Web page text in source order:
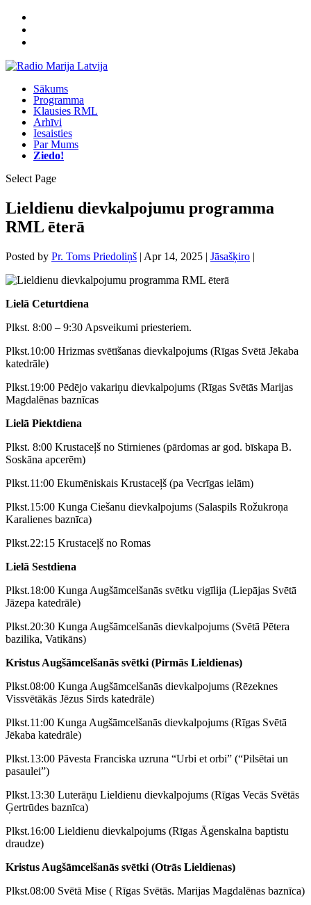
Sākums
Programma
Klausies RML
Arhīvi
Iesaisties
Par Mums
Ziedo!
Select Page
Lieldienu dievkalpojumu programma
RML ēterā
Posted by Pr. Toms Priedoliņš | Apr 14, 2025 | Jāsašķiro |
Lielā Ceturtdiena
Plkst. 8:00 – 9:30 Apsveikumi priesteriem.
Plkst.10:00 Hrizmas svētīšanas dievkalpojums (Rīgas Svētā Jēkaba
katedrāle)
Plkst.19:00 Pēdējo vakariņu dievkalpojums (Rīgas Svētās Marijas
Magdalēnas baznīcas
Lielā Piektdiena
Plkst. 8:00 Krustaceļš no Stirnienes (pārdomas ar god. bīskapa B.
Soskāna apcerēm)
Plkst.11:00 Ekumēniskais Krustaceļš (pa Vecrīgas ielām)
Plkst.15:00 Kunga Ciešanu dievkalpojums (Salaspils Rožukroņa
Karalienes baznīca)
Plkst.22:15 Krustaceļš no Romas
Lielā Sestdiena
Plkst.18:00 Kunga Augšāmcelšanās svētku vigīlija (Liepājas Svētā
Jāzepa katedrāle)
Plkst.20:30 Kunga Augšāmcelšanās dievkalpojums (Svētā Pētera
bazilika, Vatikāns)
Kristus Augšāmcelšanās svētki (Pirmās Lieldienas)
Plkst.08:00 Kunga Augšāmcelšanās dievkalpojums (Rēzeknes
Vissvētākās Jēzus Sirds katedrāle)
Plkst.11:00 Kunga Augšāmcelšanās dievkalpojums (Rīgas Svētā
Jēkaba katedrāle)
Plkst.13:00 Pāvesta Franciska uzruna “Urbi et orbi” (“Pilsētai un
pasaulei”)
Plkst.13:30 Luterāņu Lieldienu dievkalpojums (Rīgas Vecās Svētās
Ģertrūdes baznīca)
Plkst.16:00 Lieldienu dievkalpojums (Rīgas Āgenskalna baptistu
draudze)
Kristus Augšāmcelšanās svētki (Otrās Lieldienas)
Plkst.08:00 Svētā Mise ( Rīgas Svētās. Marijas Magdalēnas baznīca)